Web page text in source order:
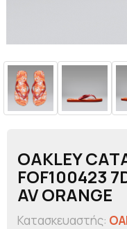
OAKLEY
FOF100423
AV ORANGE
Κατασκευαστής: